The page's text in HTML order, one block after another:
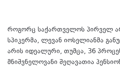
როგორც საქართველოს პირველ
სპიკერმა, ლევან იოსელიანმა
არის იდეალური, თუმცა, 36
მნიშვნელოვანი შეღავათია